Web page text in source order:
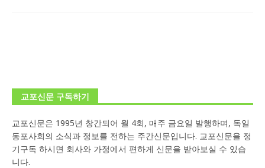
교포신문 구독하기
교포신문은 1995년 창간되어 월 4회, 매주 금요일 발행하며, 독일
동포사회의 소식과 정보를 전하는 주간신문입니다. 교포신문을 정
기구독 하시면 회사와 가정에서 편하게 신문을 받아보실 수 있습
니다.